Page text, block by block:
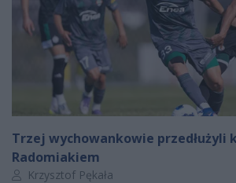
Trzej wychowankowie przedłużyli
Radomiakiem
Autor artykułu:
Krzysztof Pękała